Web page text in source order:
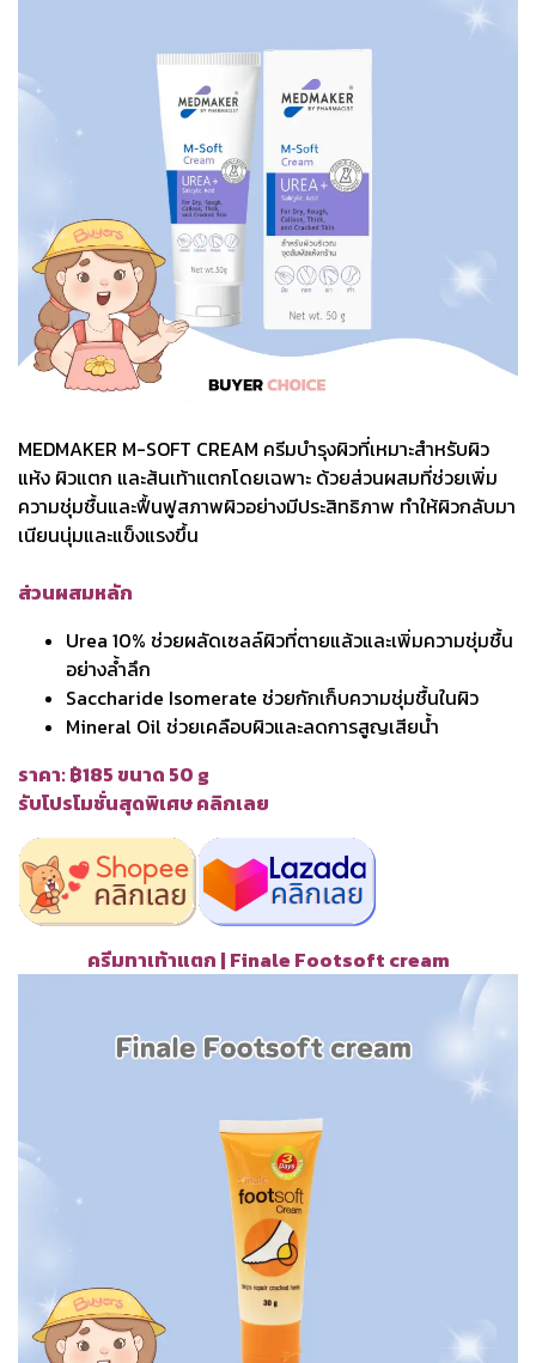
MEDMAKER M-SOFT CREAM ครีมบำรุงผิวที่เหมาะสำหรับผิว
แห้ง ผิวแตก และส้นเท้าแตกโดยเฉพาะ ด้วยส่วนผสมที่ช่วยเพิ่ม
ความชุ่มชื้นและฟื้นฟูสภาพผิวอย่างมีประสิทธิภาพ ทำให้ผิวกลับมา
เนียนนุ่มและแข็งแรงขึ้น
ส่วนผสมหลัก
Urea 10% ช่วยผลัดเซลล์ผิวที่ตายแล้วและเพิ่มความชุ่มชื้น
อย่างล้ำลึก
Saccharide Isomerate ช่วยกักเก็บความชุ่มชื้นในผิว
Mineral Oil ช่วยเคลือบผิวและลดการสูญเสียน้ำ
ราคา: ฿185 ขนาด 50 g
รับโปรโมชั่นสุดพิเศษ คลิกเลย
ครีมทาเท้าแตก | Finale Footsoft cream